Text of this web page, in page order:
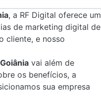
, a RF Digital oferece um
de marketing digital de
cliente, e nosso
vai além de
os benefícios, a
sua empresa